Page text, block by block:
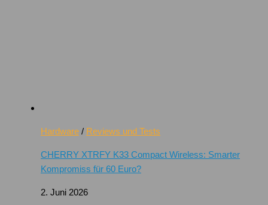
Hardware / Reviews und Tests
CHERRY XTRFY K33 Compact Wireless: Smarter
Kompromiss für 60 Euro?
2. Juni 2026